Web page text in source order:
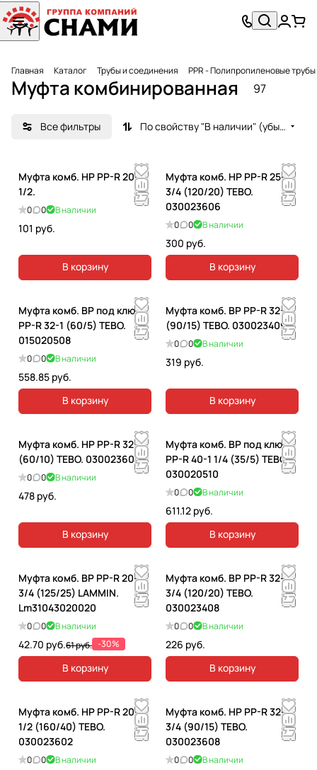
Главная Каталог Трубы и соединения PPR - Полипропиленовые
Муфта комбинированная 97
Все фильтры По свойству "В наличии" (убывание)
Муфта комб. НР PP-R 20-
1/2.
0 0 В наличии
101 руб.
В корзину
Муфта комб. НР PP-R 25-
3/4 (120/20) TEBO.
030023606
0 0 В наличии
300 руб.
В корзину
Муфта комб. ВР под ключ
PP-R 32-1 (60/5) TEBO.
015020508
0 0 В наличии
558.85 руб.
В корзину
Муфта комб. ВР PP-R 32-1
(90/15) TEBO. 030023409
0 0 В наличии
319 руб.
В корзину
Муфта комб. НР PP-R 32-1
(60/10) TEBO. 030023609
0 0 В наличии
478 руб.
В корзину
Муфта комб. ВР под ключ
PP-R 40-1 1/4 (35/5) TEBO.
030020510
0 0 В наличии
611.12 руб.
В корзину
Муфта комб. ВР PP-R 20-
3/4 (125/25) LAMMIN.
Lm31043020020
0 0 В наличии
42.70 руб.61 руб. -30%
В корзину
Муфта комб. ВР PP-R 32-
3/4 (120/20) TEBO.
030023408
0 0 В наличии
226 руб.
В корзину
Муфта комб. НР PP-R 20-
1/2 (160/40) TEBO.
030023602
0 0 В наличии
Муфта комб. НР PP-R 32-
3/4 (90/15) TEBO.
030023608
0 0 В наличии